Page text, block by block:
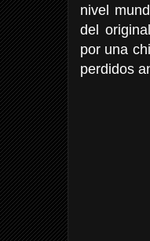
nivel
del
por una
perdidos